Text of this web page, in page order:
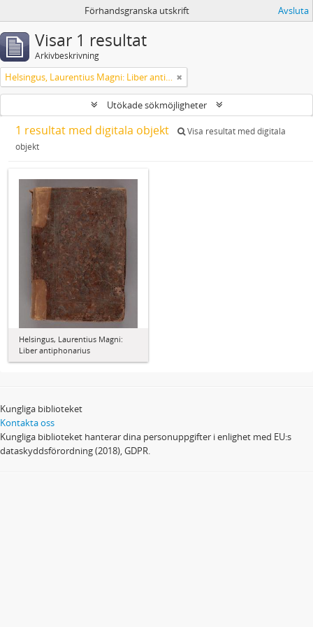
Förhandsgranska utskrift Avsluta
Visar 1 resultat
Arkivbeskrivning
Helsingus, Laurentius Magni: Liber antiphonarius
Utökade sökmöjligheter
1 resultat med digitala objekt
Visa resultat med digitala
objekt
Helsingus, Laurentius Magni:
Liber antiphonarius
Kungliga biblioteket
Kontakta oss
Kungliga biblioteket hanterar dina personuppgifter i enlighet med EU:s
dataskyddsförordning (2018), GDPR.